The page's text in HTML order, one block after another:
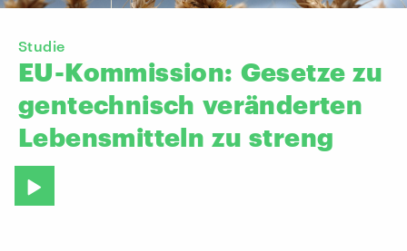
Studie
EU-Kommission: Gesetze zu
gentechnisch veränderten
Lebensmitteln zu streng